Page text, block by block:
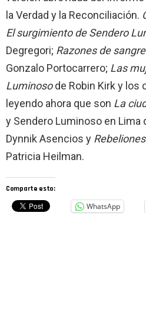
la Verdad y la Reconciliación.
El surgimiento de Sendero
Degregori; Razones de sangre
Gonzalo Portocarrero; Las
Luminosode Robin Kirk y los
leyendo ahora que son La
y Sendero Luminoso en Lima
Dynnik Asencios y
Patricia Heilman.
Comparte esto:
WhatsApp